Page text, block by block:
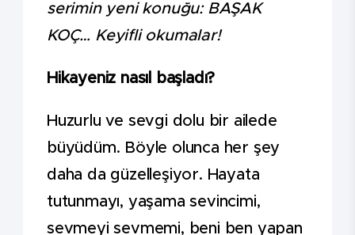
serimin yeni konuğu: BAŞAK
KOÇ… Keyifli okumalar!
Hikayeniz nasıl başladı?
Huzurlu ve sevgi dolu bir ailede
büyüdüm. Böyle olunca her şey
daha da güzelleşiyor. Hayata
tutunmayı, yaşama sevincimi,
sevmeyi sevmemi, beni ben yapan